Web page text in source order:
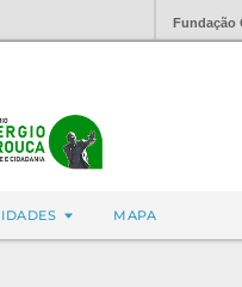
Fundação
MAPA